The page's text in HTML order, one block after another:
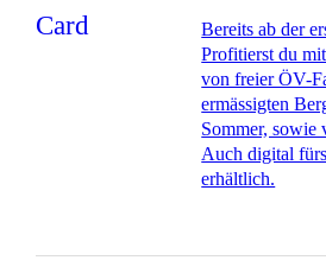
Bereits ab der
Profitierst du
von freier ÖV-
ermässigten
Sommer, sowie
Auch digital
erhältlich.